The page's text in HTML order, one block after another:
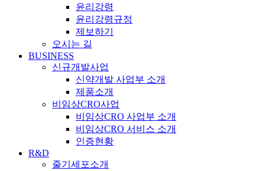
윤리강령
윤리강령규정
제보하기
오시는 길
BUSINESS
신규개발사업
신약개발 사업부 소개
제품소개
비임상CRO사업
비임상CRO 사업부 소개
비임상CRO 서비스 소개
인증현황
R&D
줄기세포소개